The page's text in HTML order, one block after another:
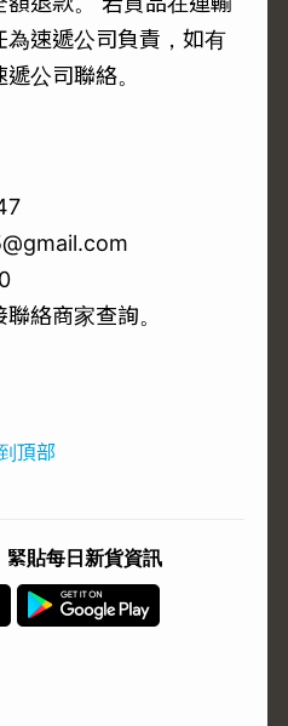
速遞公司負責，如有
公司聯絡。
絡商家查詢。
頂部
緊貼每日新貨資訊